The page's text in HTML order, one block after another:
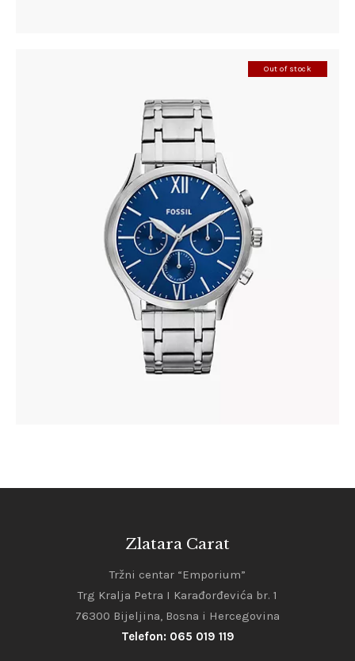
Out of stock
FOSSIL BQ2808
410.00 KM
Zlatara Carat
Tržni centar “Emporium”
Trg Kralja Petra I Karađorđevića br. 1
76300 Bijeljina, Bosna i Hercegovina
Telefon: 065 019 119